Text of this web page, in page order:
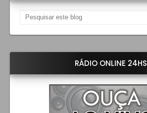
RÁDIO ONLINE 24HS